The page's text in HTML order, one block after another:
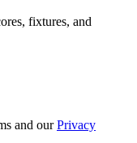
fixtures, and
and ourPrivacy